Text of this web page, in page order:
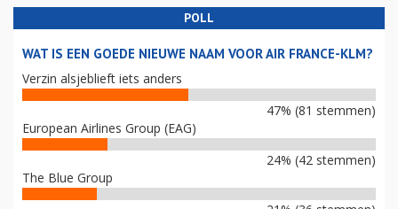
POLL
WAT IS EEN GOEDE NIEUWE NAAM VOOR AIR FRANCE-KLM?
Verzin alsjeblieft iets anders
47% (81 stemmen)
European Airlines Group (EAG)
24% (42 stemmen)
The Blue Group